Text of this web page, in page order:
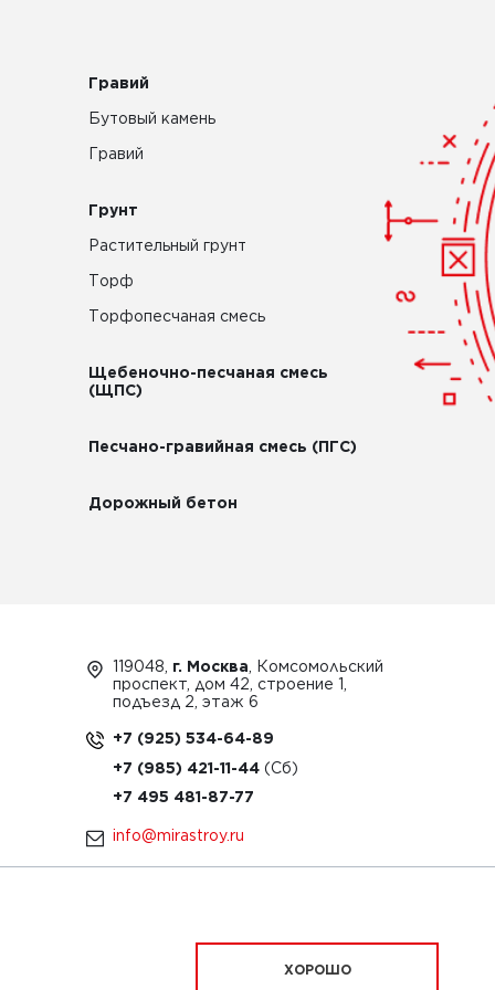
Гравий
Бутовый камень
Гравий
Грунт
Растительный грунт
Торф
Торфопесчаная смесь
Щебеночно-песчаная смесь
(ЩПС)
Песчано-гравийная смесь (ПГС)
Дорожный бетон
119048, г. Москва , Комсомольский
проспект, дом 42, строение 1,
подъезд 2, этаж 6
+7 (925) 534-64-89
+7 (985) 421-11-44
+7 495 481-87-77
info@mirastroy.ru
ХОРОШО